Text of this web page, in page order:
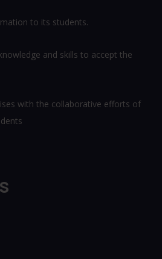
to its students.
and skills to accept the
with the collaborative efforts of